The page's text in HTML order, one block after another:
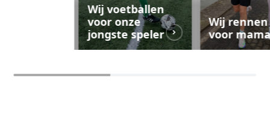
Wij voetballen
voor onze
jongste speler
Wij rennen
voor